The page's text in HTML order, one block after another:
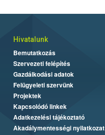
Hivatalunk
Bemutatkozás
Szervezeti felépítés
Gazdálkodási adatok
Felügyeleti szervünk
Projektek
Kapcsolódó linkek
Adatkezelési tájékoztató
Akadálymentességi nyilatkozat